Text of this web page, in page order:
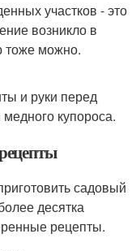
участков - это
возникло в
тоже можно.
и руки перед
купороса.
садовый
десятка
рецепты.